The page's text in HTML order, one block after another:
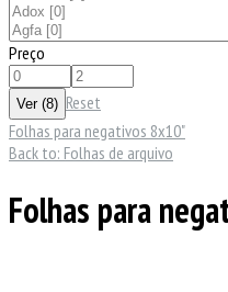
Preço
Reset
Folhas para negativos 8x10"
Back to: Folhas de arquivo
Folhas para